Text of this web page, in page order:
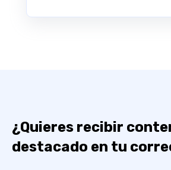
¿Quieres recibir
destacado en tu